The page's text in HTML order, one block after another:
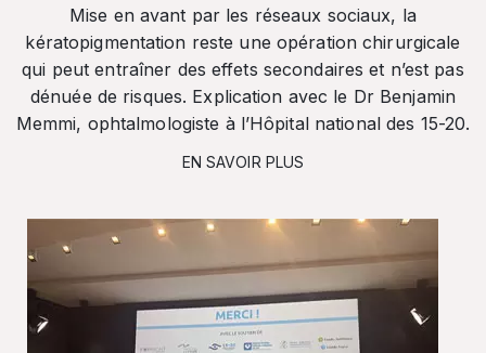
Mise en avant par les réseaux sociaux, la
kératopigmentation reste une opération chirurgicale
qui peut entraîner des effets secondaires et n’est pas
dénuée de risques. Explication avec le Dr Benjamin
Memmi, ophtalmologiste à l’Hôpital national des 15-20.
EN SAVOIR PLUS